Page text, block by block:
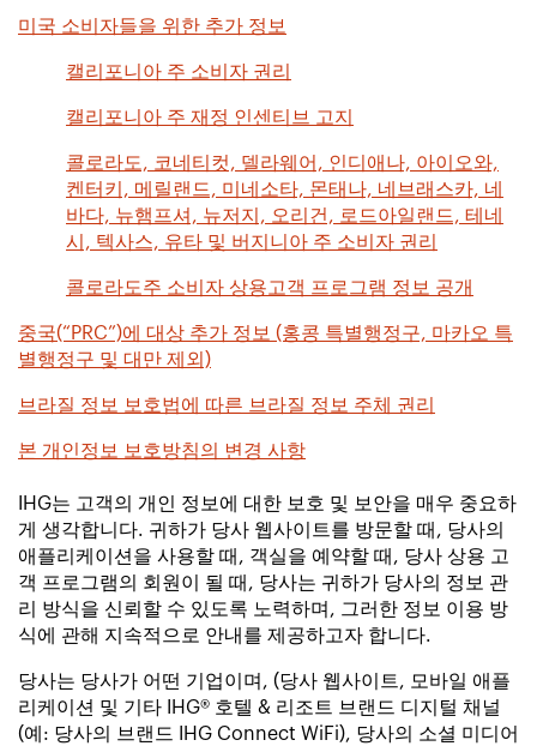
미국 소비자들을 위한 추가 정보
캘리포니아 주 소비자 권리
캘리포니아 주 재정 인센티브 고지
콜로라도, 코네티컷, 델라웨어, 인디애나, 아이오와,
켄터키, 메릴랜드, 미네소타, 몬태나, 네브래스카, 네
바다, 뉴햄프셔, 뉴저지, 오리건, 로드아일랜드, 테네
시, 텍사스, 유타 및 버지니아 주 소비자 권리
콜로라도주 소비자 상용고객 프로그램 정보 공개
중국(“PRC”)에 대상 추가 정보 (홍콩 특별행정구, 마카오 특
별행정구 및 대만 제외)
브라질 정보 보호법에 따른 브라질 정보 주체 권리
본 개인정보 보호방침의 변경 사항
IHG는 고객의 개인 정보에 대한 보호 및 보안을 매우 중요하
게 생각합니다. 귀하가 당사 웹사이트를 방문할 때, 당사의
애플리케이션을 사용할 때, 객실을 예약할 때, 당사 상용 고
객 프로그램의 회원이 될 때, 당사는 귀하가 당사의 정보 관
리 방식을 신뢰할 수 있도록 노력하며, 그러한 정보 이용 방
식에 관해 지속적으로 안내를 제공하고자 합니다.
당사는 당사가 어떤 기업이며, (당사 웹사이트, 모바일 애플
리케이션 및 기타 IHG® 호텔 & 리조트 브랜드 디지털 채널
(예: 당사의 브랜드 IHG Connect WiFi), 당사의 소셜 미디어